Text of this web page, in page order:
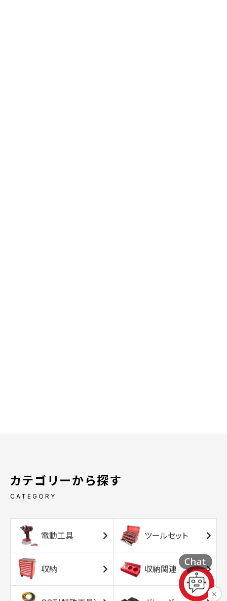
カテゴリーから探す
CATEGORY
電動工具 ツールセット
収納 収納関連